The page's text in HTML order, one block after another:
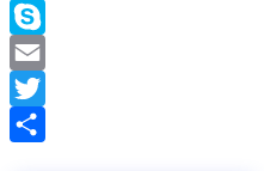
Copy
Link
Skype
Email
Twitter